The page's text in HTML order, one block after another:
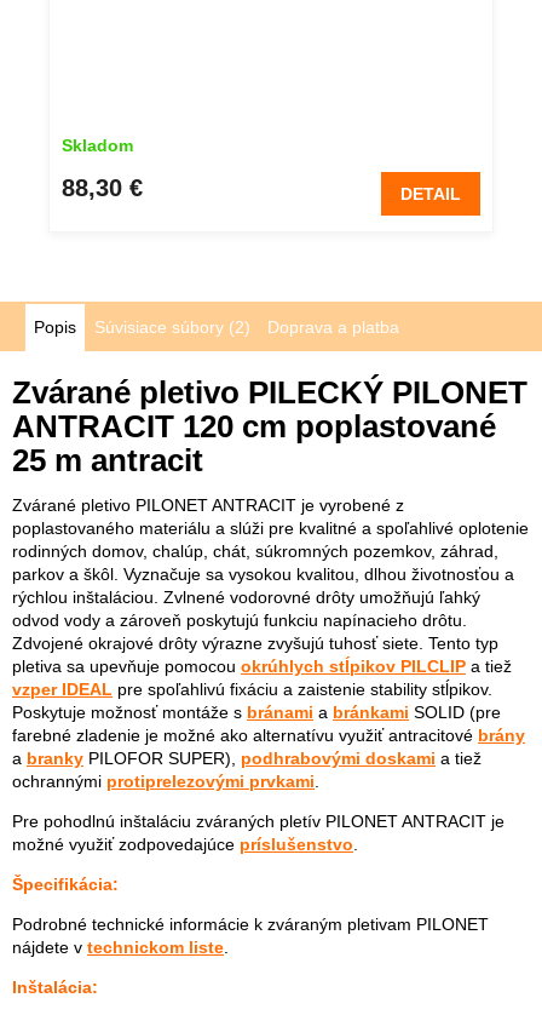
Skladom
88,30 € DETAIL
Popis Súvisiace súbory (2) Doprava a platba
Zvárané pletivo PILECKÝ PILONET
ANTRACIT 120 cm poplastované
25 m antracit
Zvárané pletivo PILONET ANTRACIT je vyrobené z
poplastovaného materiálu a slúži pre kvalitné a spoľahlivé oplotenie
rodinných domov, chalúp, chát, súkromných pozemkov, záhrad,
parkov a škôl. Vyznačuje sa vysokou kvalitou, dlhou životnosťou a
rýchlou inštaláciou. Zvlnené vodorovné drôty umožňujú ľahký
odvod vody a zároveň poskytujú funkciu napínacieho drôtu.
Zdvojené okrajové drôty výrazne zvyšujú tuhosť siete. Tento typ
pletiva sa upevňuje pomocou okrúhlych stĺpikov PILCLIP a tiež
vzper IDEAL pre spoľahlivú fixáciu a zaistenie stability stĺpikov.
Poskytuje možnosť montáže s bránami a bránkami SOLID (pre
farebné zladenie je možné ako alternatívu využiť antracitové brány
a branky PILOFOR SUPER), podhrabovými doskami a tiež
ochrannými protiprelezovými prvkami
Pre pohodlnú inštaláciu zváraných pletív PILONET ANTRACIT je
možné využiť zodpovedajúce príslušenstvo
Špecifikácia:
Podrobné technické informácie k zváraným pletivam PILONET
nájdete v technickom liste
Inštalácia: